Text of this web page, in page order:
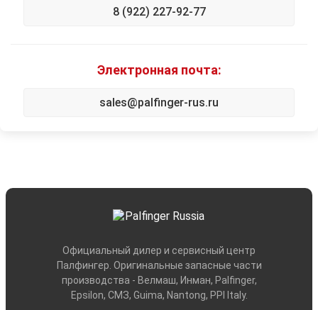
8 (922) 227-92-77
Электронная почта:
sales@palfinger-rus.ru